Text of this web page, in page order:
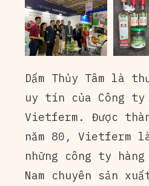
Dấm Thủy Tâm là
uy tín của Công ty
Vietferm. Được
năm 80, Vietferm
những công ty
Nam chuyên sản